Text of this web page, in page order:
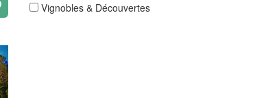
Vignobles & Découvertes